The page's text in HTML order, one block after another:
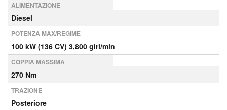
ALIMENTAZIONE
Diesel
POTENZA MAX/REGIME
100 kW (136 CV) 3,800 giri/min
COPPIA MASSIMA
270 Nm
TRAZIONE
Posteriore